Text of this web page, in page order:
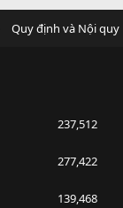
Quy định và Nội quy
237,512
277,422
139,468